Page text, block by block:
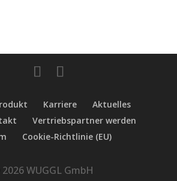
Karriere
Aktuelles
Vertriebspartner werden
Cookie-Richtlinie (EU)
WUGGL GmbH